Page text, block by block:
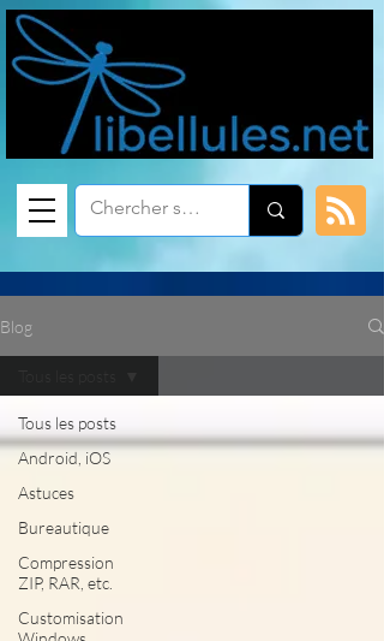
Blog
Tous les posts
Android, iOS
Astuces
Bureautique
Compression
ZIP, RAR, etc.
Customisation